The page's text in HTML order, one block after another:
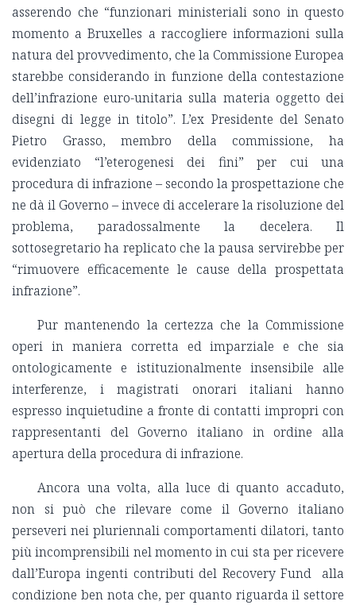
asserendo che “funzionari ministeriali sono in questo
momento a Bruxelles a raccogliere informazioni sulla
natura del provvedimento, che la Commissione Europea
starebbe considerando in funzione della contestazione
dell’infrazione euro-unitaria sulla materia oggetto dei
disegni di legge in titolo”. L’ex Presidente del Senato
Pietro Grasso, membro della commissione, ha
evidenziato “l’eterogenesi dei fini” per cui una
procedura di infrazione – secondo la prospettazione che
ne dà il Governo – invece di accelerare la risoluzione del
problema, paradossalmente la decelera. Il
sottosegretario ha replicato che la pausa servirebbe per
“rimuovere efficacemente le cause della prospettata
infrazione”.
Pur mantenendo la certezza che la Commissione
operi in maniera corretta ed imparziale e che sia
ontologicamente e istituzionalmente insensibile alle
interferenze, i magistrati onorari italiani hanno
espresso inquietudine a fronte di contatti impropri con
rappresentanti del Governo italiano in ordine alla
apertura della procedura di infrazione.
Ancora una volta, alla luce di quanto accaduto,
non si può che rilevare come il Governo italiano
perseveri nei pluriennali comportamenti dilatori, tanto
più incomprensibili nel momento in cui sta per ricevere
dall’Europa ingenti contributi del Recovery Fund alla
condizione ben nota che, per quanto riguarda il settore